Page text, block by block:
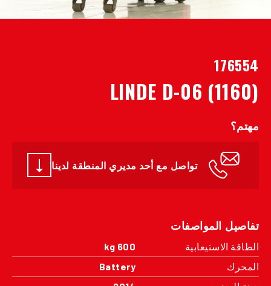
176554
LINDE D-06 (1160)
مهتم؟
تواصل مع أحد مديري المنطقة لدينا
تفاصيل المواصفات
الطاقة الاستيعابية
600 kg
المحرك
Battery